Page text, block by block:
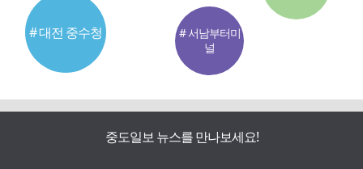
# 대전 중수청
# 서남부터미
널
중도일보 뉴스를 만나보세요!